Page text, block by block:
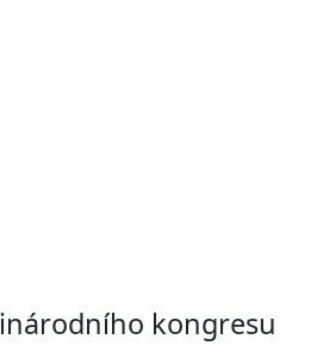
kongresu